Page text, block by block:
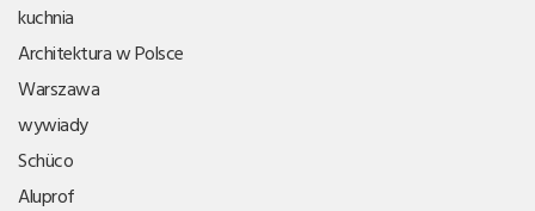
kuchnia
Architektura w Polsce
Warszawa
wywiady
Schüco
Aluprof